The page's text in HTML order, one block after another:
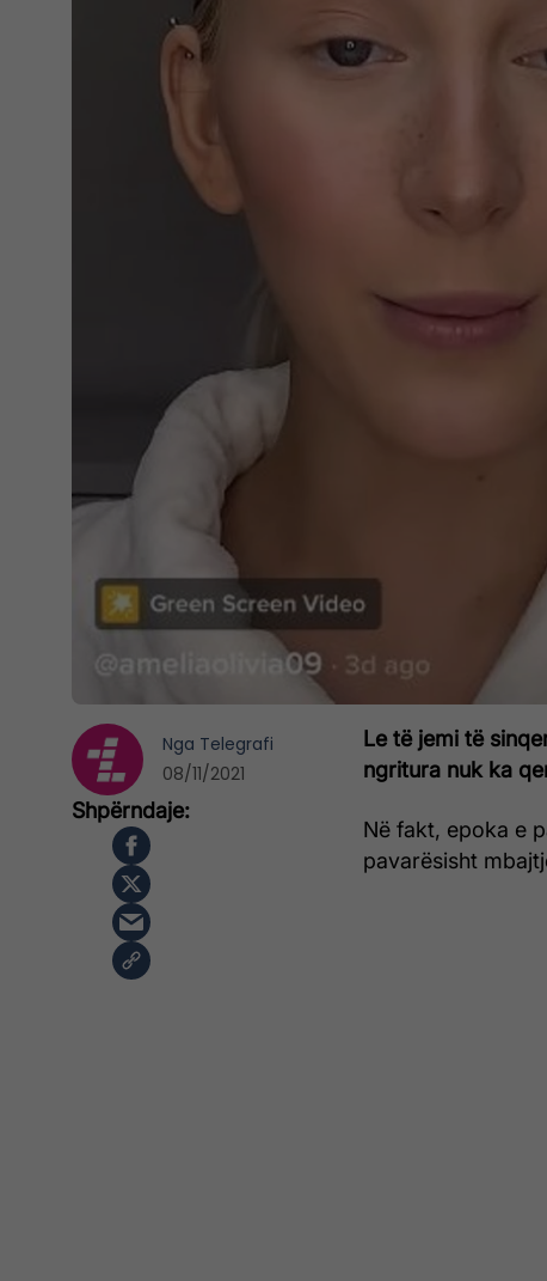
Le të jemi të
ngritura nuk ka
Në fakt, epoka e
pavarësisht
Nga Telegrafi
08/11/2021